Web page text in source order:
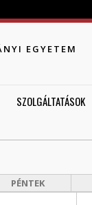
EGYETEM
SZOLGÁLTATÁSOK
PÉNTEK